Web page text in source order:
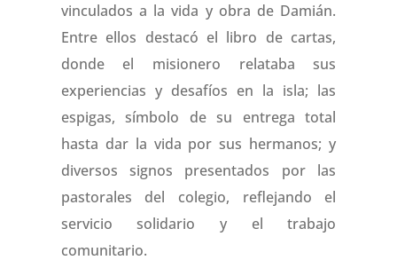
vinculados a la vida y obra de Damián.
Entre ellos destacó el libro de cartas,
donde el misionero relataba sus
experiencias y desafíos en la isla; las
espigas, símbolo de su entrega total
hasta dar la vida por sus hermanos; y
diversos signos presentados por las
pastorales del colegio, reflejando el
servicio solidario y el trabajo
comunitario.